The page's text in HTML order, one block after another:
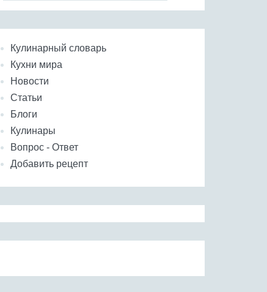
Кулинарный словарь
Кухни мира
Новости
Статьи
Блоги
Кулинары
Вопрос - Ответ
Добавить рецепт